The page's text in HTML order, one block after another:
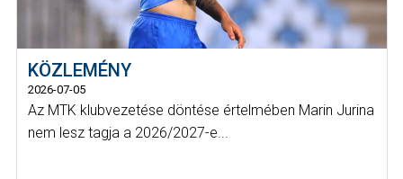
KÖZLEMÉNY
2026-07-05
Az MTK klubvezetése döntése értelmében Marin Jurina
nem lesz tagja a 2026/2027-e...